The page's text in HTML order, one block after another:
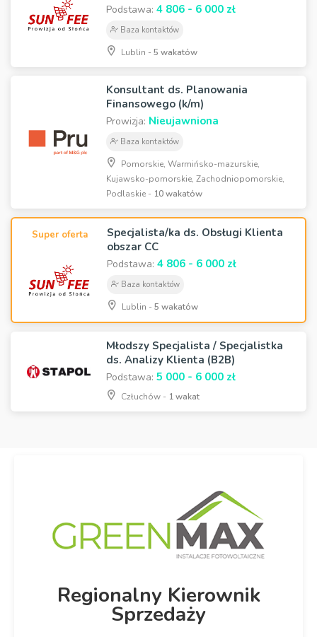
Podstawa: 4 806 - 6 000 zł
Baza kontaktów
Lublin -5 wakatów
Konsultant ds. Planowania
Finansowego (k/m)
Prowizja: Nieujawniona
Baza kontaktów
Pomorskie, Warmińsko-mazurskie,
Kujawsko-pomorskie, Zachodniopomorskie,
Podlaskie - 10 wakatów
Super oferta
Specjalista/ka ds. Obsługi Klienta
obszar CC
Podstawa: 4 806 - 6 000 zł
Baza kontaktów
Lublin -5 wakatów
Młodszy Specjalista / Specjalistka
ds. Analizy Klienta (B2B)
Podstawa: 5 000 - 6 000 zł
Człuchów - 1 wakat
Regionalny Kierownik
Sprzedaży